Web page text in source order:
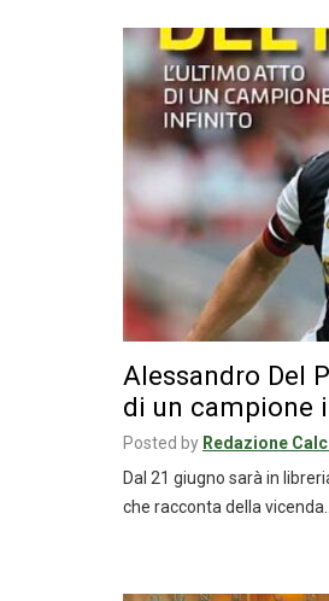
Alessandro Del
di un campione
Posted by Redazione
Dal 21 giugno sarà in
che racconta della vicenda…